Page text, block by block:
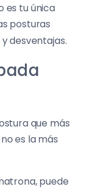
es tu única
posturas
desventajas.
que más
es la más
puede